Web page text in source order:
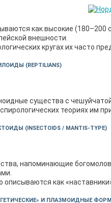
как высокие (180–200
внешности.
кругах их часто
(REPTILIANS)
существа с
теориях им
(INSECTOIDS / MANTIS-TYPE)
напоминающие
описываются как
И ПЛАЗМОИДНЫЕ